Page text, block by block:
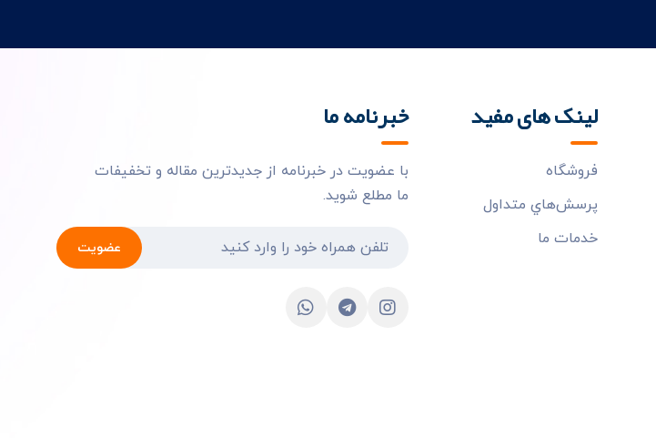
لینک های مفید
فروشگاه
پرسش‌هاي متداول
خدمات ما
خبرنامه ما
با عضویت در خبرنامه از جدیدترین مقاله و تخفیفات
ما مطلع شوید.
عضویت